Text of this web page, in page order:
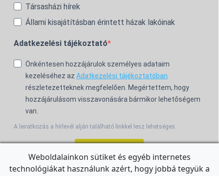
Társasházi hírek
Állami kisajátításban érintett házak lakóinak
Adatkezelési tájékoztató
Önkéntesen hozzájárulok személyes adataim
kezeléséhez az Adatkezelési tájékoztatóban
részletezetteknek megfelelően. Megértettem, hogy
hozzájárulásom visszavonására bármikor lehetőségem
van.
A leiratkozás a hírlevél alján található linkkel lesz lehetséges.
Weboldalainkon sütiket és egyéb internetes
technológiákat használunk azért, hogy jobbá tegyük a